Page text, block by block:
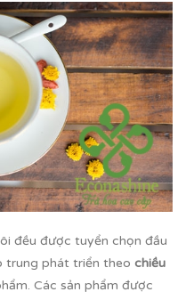
đều được tuyển chọn đầu
trung phát triển theo chiều
Các sản phẩm được